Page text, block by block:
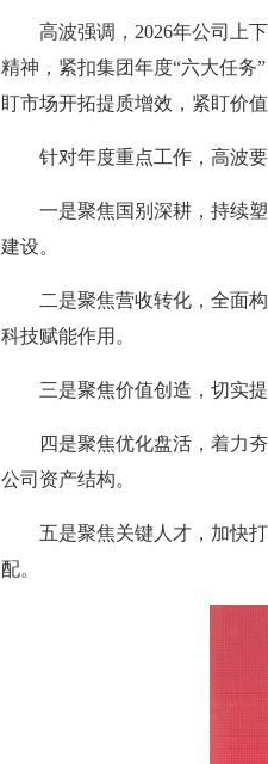
高波强调，2026年公司上下
精神，紧扣集团年度“六大任务
盯市场开拓提质增效，紧盯价
针对年度重点工作，高波要
一是聚焦国别深耕，持续塑
建设。
二是聚焦营收转化，全面构
科技赋能作用。
三是聚焦价值创造，切实提
四是聚焦优化盘活，着力夯
公司资产结构。
五是聚焦关键人才，加快打
配。